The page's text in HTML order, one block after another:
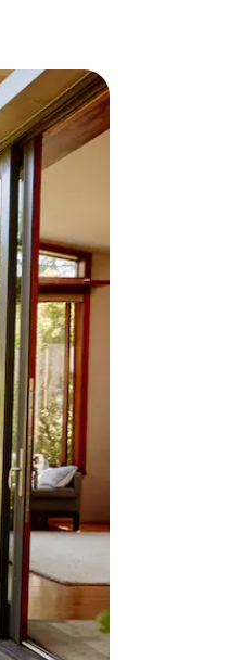
bien tocando y deslizando la